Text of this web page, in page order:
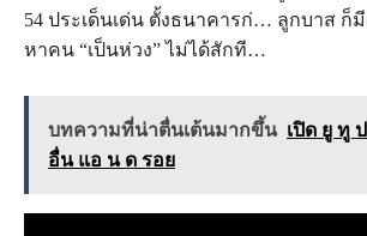
54 ประเด็นเด่น ตั้งธนาคารก่… ลูกบาส ก็
หาคน “เป็นห่วง” ไม่ได้สักที…
บทความที่น่าตื่นเต้นมากขึ้น เปิด ยู ทู
อื่น แอ น ด รอย